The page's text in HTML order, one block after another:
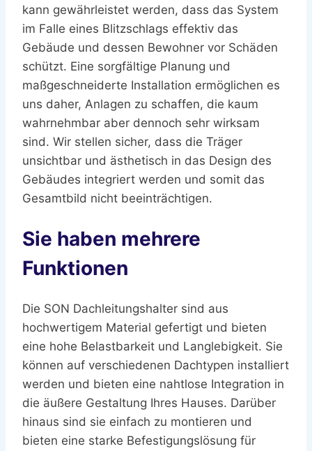
kann gewährleistet werden, dass das System
im Falle eines Blitzschlags effektiv das
Gebäude und dessen Bewohner vor Schäden
schützt. Eine sorgfältige Planung und
maßgeschneiderte Installation ermöglichen es
uns daher, Anlagen zu schaffen, die kaum
wahrnehmbar aber dennoch sehr wirksam
sind. Wir stellen sicher, dass die Träger
unsichtbar und ästhetisch in das Design des
Gebäudes integriert werden und somit das
Gesamtbild nicht beeinträchtigen.
Sie haben mehrere
Funktionen
Die SON Dachleitungshalter sind aus
hochwertigem Material gefertigt und bieten
eine hohe Belastbarkeit und Langlebigkeit. Sie
können auf verschiedenen Dachtypen installiert
werden und bieten eine nahtlose Integration in
die äußere Gestaltung Ihres Hauses. Darüber
hinaus sind sie einfach zu montieren und
bieten eine starke Befestigungslösung für